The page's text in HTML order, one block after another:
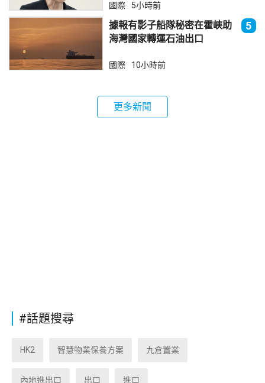
國際 5小時前
據報有影子船隊秘密在霍峽助
海灣國家轉運石油出口
5
國際 10小時前
更多新聞
#話題搜尋
HK2 智慧物業保養方案 九倉置業
內地進出口 出口 進口